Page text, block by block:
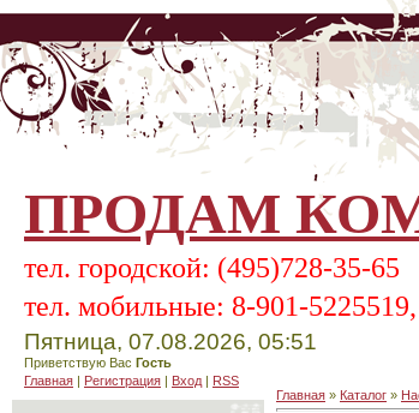
ПРОДАМ
тел. городской: (495)728-35-65
тел. мобильные: 8-901-
Пятница, 07.08.2026, 05:51
Приветствую Вас Гость
Главная | Регистрация | Вход | RSS
Главная » Каталог »